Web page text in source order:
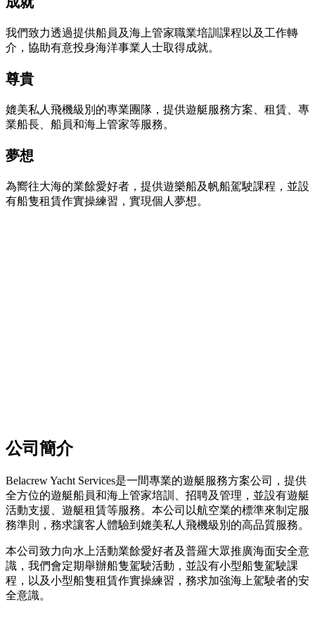
我們致力透過提供船員及海上管家職業培訓課程以及工作轉
介，協助有意投身海洋事業人士取得成就。
尊貴
媲美私人飛機級別的專業團隊，提供遊艇服務方案、租賃、專
業船長、船員和海上管家等服務。
夢想
為嚮往大海的業餘愛好者，提供遊樂船及帆船駕駛課程，並設
有船隻租賃作實操練習，實現個人夢想。
公司簡介
Belacrew Yacht Services是一間專業的遊艇服務方案公司，提供
全方位的遊艇船員和海上管家培訓、招聘及管理，並設有遊艇
活動支援、遊艇租賃等服務。本公司以航空業的標準來制定服
務準則，務求讓客人體驗到媲美私人飛機級別的高品質服務。
本公司致力向水上活動業餘愛好者及普羅大眾推廣海面安全意
識，我們會定期舉辦船隻駕駛活動，並設有小型船隻駕駛課
程，以及小型船隻租賃作實操練習，務求加強海上駕駛者的安
全意識。